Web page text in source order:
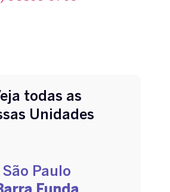
todas as
Unidades
São Paulo